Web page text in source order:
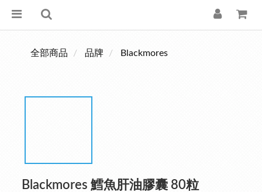
全部商品 品牌 Blackmores
Blackmores 鱈魚肝油膠囊 80粒